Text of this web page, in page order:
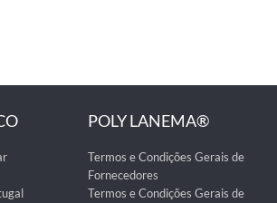
POLY LANEMA®
Termos e Condições Gerais de
Fornecedores
Termos e Condições Gerais de